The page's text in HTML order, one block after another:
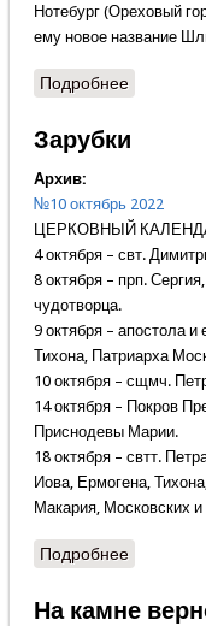
Нотебург (Ореховый
ему новое название
Подробнеео 24
Зарубки
Архив:
№10 октябрь 2022
ЦЕРКОВНЫЙ
4 октября – свт.
8 октября – прп.
чудотворца.
9 октября – апостола
Тихона, Патриарха
10 октября – сщмч.
14 октября – Покров
Приснодевы Марии.
18 октября – свтт.
Иова, Ермогена,
Макария, Московских
Подробнеео Зарубки
На камне